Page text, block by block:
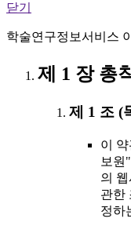
닫기
학술연구정보서비스
제 1 장 총
제 1 조 (
이
보원
의
관한
정하